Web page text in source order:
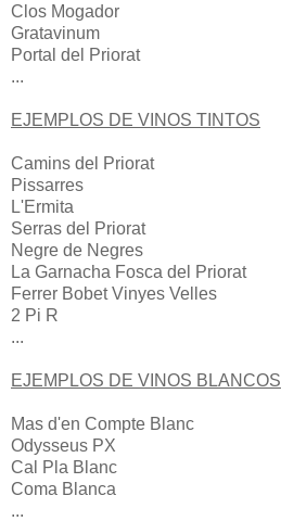
Clos Mogador
Gratavinum
Portal del Priorat
...
EJEMPLOS DE VINOS TINTOS
Camins del Priorat
Pissarres
L'Ermita
Serras del Priorat
Negre de Negres
La Garnacha Fosca del Priorat
Ferrer Bobet Vinyes Velles
2 Pi R
...
EJEMPLOS DE VINOS BLANCOS
Mas d'en Compte Blanc
Odysseus PX
Cal Pla Blanc
Coma Blanca
...